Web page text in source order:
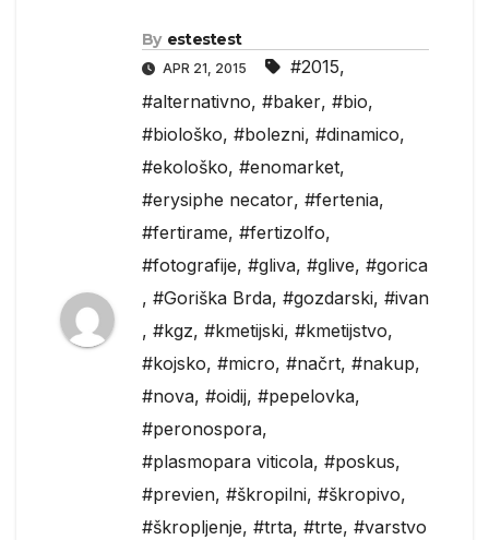
By estestest
APR 21, 2015 #2015,
#alternativno, #baker, #bio,
#biološko, #bolezni, #dinamico,
#ekološko, #enomarket,
#erysiphe necator, #fertenia,
#fertirame, #fertizolfo,
#fotografije, #gliva, #glive, #gorica
, #Goriška Brda, #gozdarski, #ivan
, #kgz, #kmetijski, #kmetijstvo,
#kojsko, #micro, #načrt, #nakup,
#nova, #oidij, #pepelovka,
#peronospora,
#plasmopara viticola, #poskus,
#previen, #škropilni, #škropivo,
#škropljenje, #trta, #trte, #varstvo